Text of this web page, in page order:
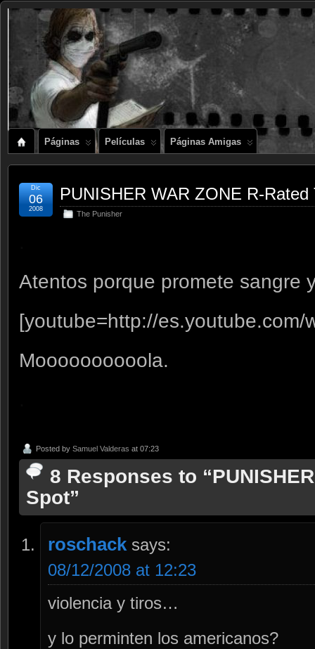
Páginas Películas Páginas Amigas
PUNISHER WAR ZONE R-Rated
The Punisher
Dic
06
2008
Atentos porque promete sangre
[youtube=http://es.youtube.com/
Moooooooooola.
Posted by Samuel Valderas at 07:23
8 Responses to
Spot”
roschack says:
08/12/2008 at 12:23
violencia y tiros…
y lo perminten los americanos?